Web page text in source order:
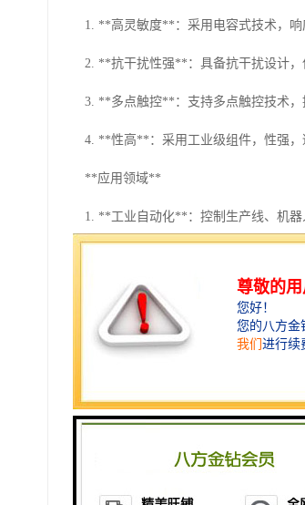
1. **高灵敏度**：采用电容式技术，响
2. **抗干扰性强**：具备抗干扰设计，
3. **多点触控**：支持多点触控技术，
4. **性高**：采用工业级组件，性强，
**应用领域**
1. **工业自动化**：控制生产线、机器
3. **智能家居**：控制家庭智能设备，
4. **医疗设备**：监控医疗设备，确
西门子触摸屏拥有多种型号和规格，
SMART 700、SMART 1000、TD400C
在我们的实体，您将找到的西门子触